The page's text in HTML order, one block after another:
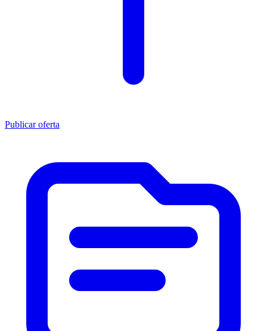
Publicar oferta